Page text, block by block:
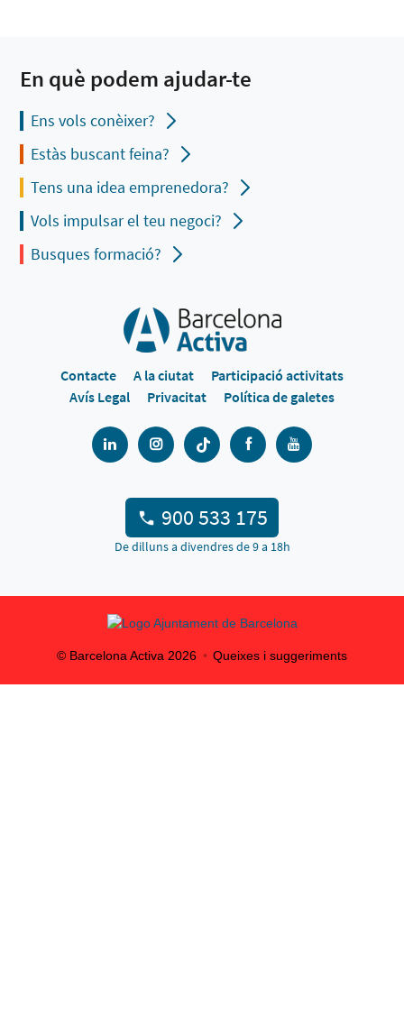
En què podem ajudar-te
Ens vols conèixer?
Estàs buscant feina?
Tens una idea emprenedora?
Vols impulsar el teu negoci?
Busques formació?
Contacte A la ciutat
Participació activitats
Avís Legal
Privacitat Política de galetes
900 533 175
De dilluns a divendres de 9 a 18h
© Barcelona Activa 2026 Queixes i suggeriments